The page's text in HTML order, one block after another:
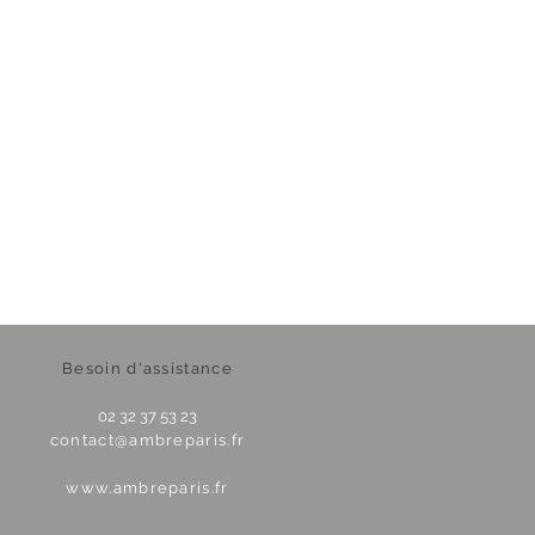
Besoin d'assistance
02 32 37 53 23
contact@ambreparis.fr
www.ambreparis.fr